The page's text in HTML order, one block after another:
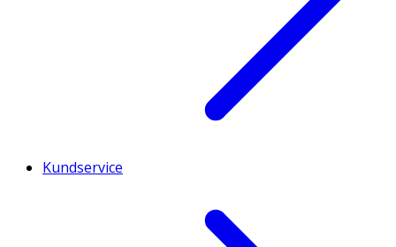
Kundservice